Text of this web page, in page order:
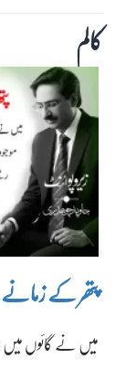
کالم
پتھر کے
میں نے گائوں